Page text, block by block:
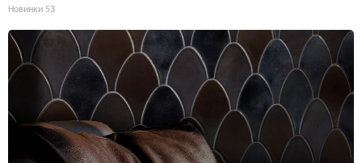
Новинки 53